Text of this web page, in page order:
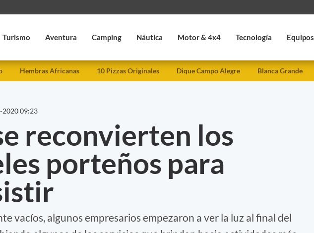
Turismo Aventura Camping Náutica Motor & 4x4 Tecnología Equipos
Hembras Africanas 10 Pizzas Originales Dique Campo Alegre Blanca Grande
2020 09:23
reconvierten los
porteños para
vacíos, algunos empresarios empezaron a ver la luz al final del